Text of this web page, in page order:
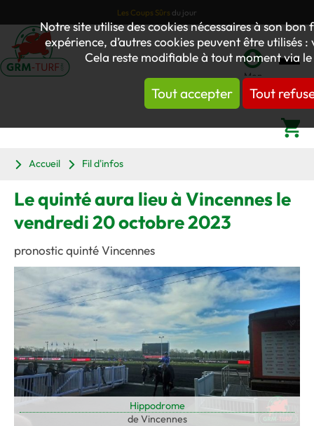
Notre site utilise des cookies nécessaires à son
expérience, d’autres cookies peuvent être utilisés
Cela reste modifiable à tout moment via
Tout accepter Tout
Les Coups Sûrs du jour
Mon
compte
Accueil
Fil d'infos
Le quinté aura lieu à Vincennes le
vendredi 20 octobre 2023
pronostic quinté Vincennes
Hippodrome
de Vincennes